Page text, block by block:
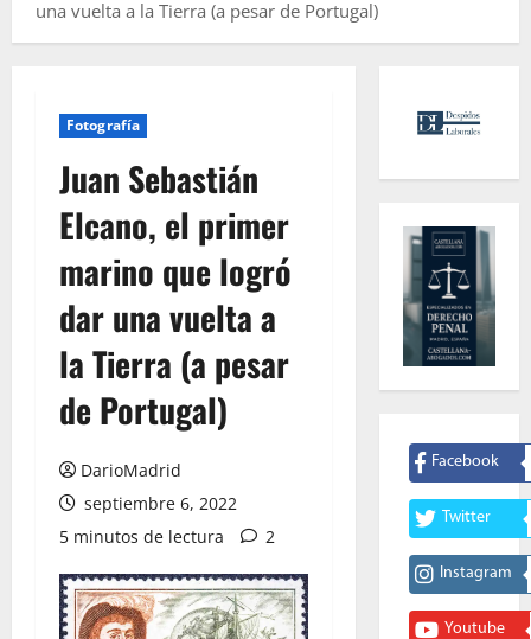
una vuelta a la Tierra (a pesar de Portugal)
Fotografía
Juan Sebastián
Elcano, el primer
marino que logró
dar una vuelta a
la Tierra (a pesar
de Portugal)
DarioMadrid
septiembre 6, 2022
5 minutos de lectura
2
Facebook
Twitter
Instagram
Youtube